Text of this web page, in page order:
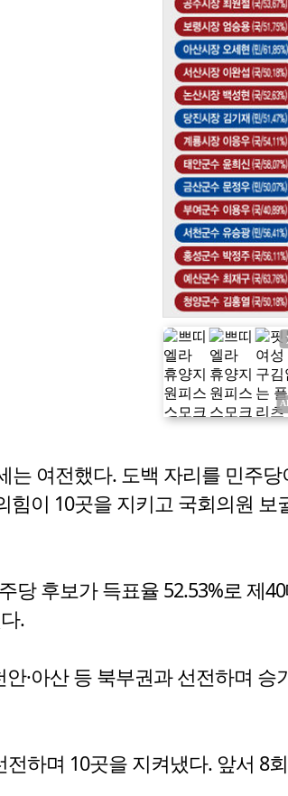
여전했다. 도백 자리를 민주
이 10곳을 지키고 국회의원
당 후보가 득표율 52.53%로 제
.
·아산 등 북부권과 선전하며
하며 10곳을 지켜냈다. 앞서 8